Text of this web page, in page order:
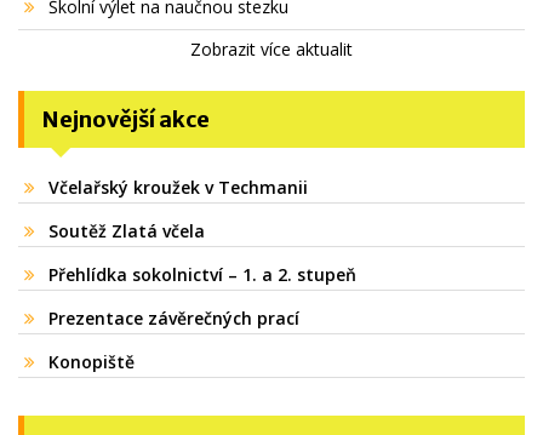
Školní výlet na naučnou stezku
Zobrazit více aktualit
Nejnovější akce
Včelařský kroužek v Techmanii
Soutěž Zlatá včela
Přehlídka sokolnictví – 1. a 2. stupeň
Prezentace závěrečných prací
Konopiště